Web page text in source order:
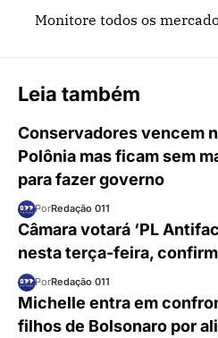
Monitore todos os
Leia também
Conservadores vencem
Polônia mas ficam sem
para fazer governo
PorRedação 011
Câmara votará ‘PL
nesta terça-feira,
PorRedação 011
Michelle entra em
filhos de Bolsonaro por